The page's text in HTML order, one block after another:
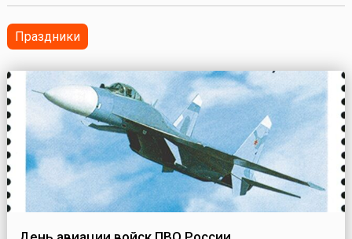
Праздники